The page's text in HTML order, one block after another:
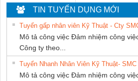
DỊCH VỤ KỸ
THUẬT ĐIỆN CƠ
GIA HƯNG PHÁT
TIẾN HƯNG
TIN TUYỂN DỤNG MỚI
Tuyển gấp nhân viên Kỹ Thuật - Cty
Mô tả công việc Đảm nhiệm công
Công ty theo...
Tuyển Nhanh Nhân Viên Kỹ Thuật- SMC
Mô tả công việc Đảm nhiệm công